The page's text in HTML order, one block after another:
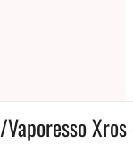
/Vaporesso